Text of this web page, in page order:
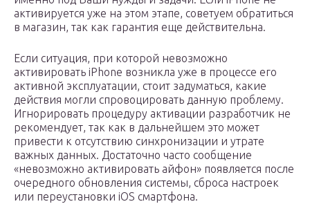
активируется уже на этом этапе, советуем обратиться
в магазин, так как гарантия еще действительна.
Если ситуация, при которой невозможно
активировать iPhone возникла уже в процессе его
активной эксплуатации, стоит задуматься, какие
действия могли спровоцировать данную проблему.
Игнорировать процедуру активации разработчик не
рекомендует, так как в дальнейшем это может
привести к отсутствию синхронизации и утрате
важных данных. Достаточно часто сообщение
«невозможно активировать айфон» появляется после
очередного обновления системы, сброса настроек
или переустановки iOS смартфона.